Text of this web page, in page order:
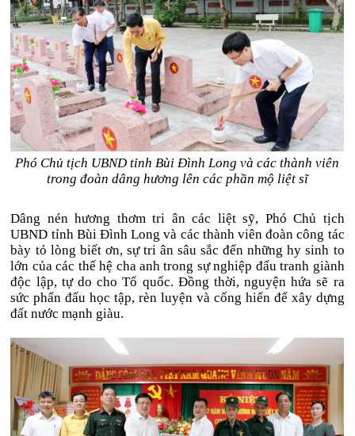
Phó Chủ tịch UBND tỉnh Bùi Đình Long và các thành viên
trong đoàn dâng hương lên các phần mộ liệt sĩ
Dâng nén hương thơm tri ân các liệt sỹ, Phó Chủ tịch
UBND tỉnh Bùi Đình Long và các thành viên đoàn công tác
bày tỏ lòng biết ơn, sự tri ân sâu sắc đến những hy sinh to
lớn của các thế hệ cha anh trong sự nghiệp đấu tranh giành
độc lập, tự do cho Tổ quốc. Đồng thời, nguyện hứa sẽ ra
sức phấn đấu học tập, rèn luyện và cống hiến để xây dựng
đất nước mạnh giàu.